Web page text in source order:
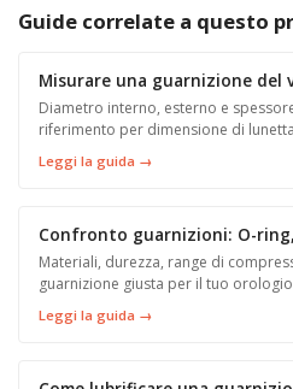
Guide correlate a questo
Misurare una guarnizione del
Diametro interno, esterno e
riferimento per dimensione di
Leggi la guida →
Confronto guarnizioni: O-
Materiali, durezza, range di
guarnizione giusta per il tuo
Leggi la guida →